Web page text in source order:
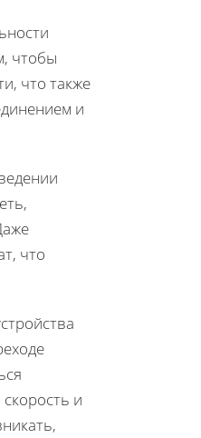
чтобы
что также
и
что
и